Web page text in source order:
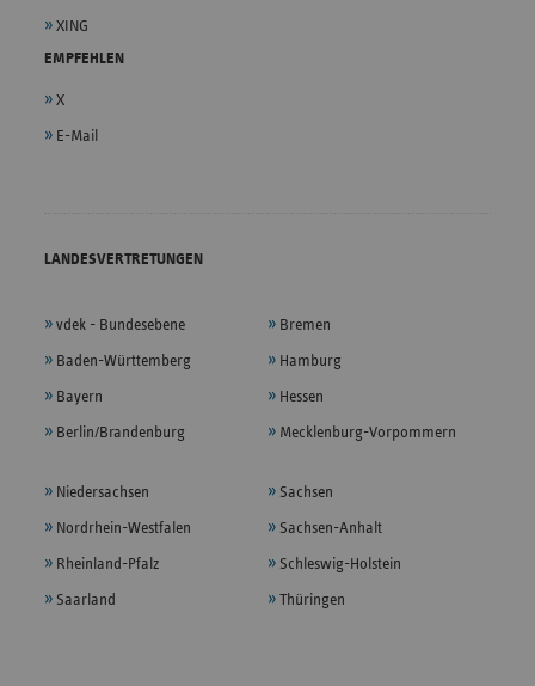
XING
EMPFEHLEN
X
E-Mail
LANDESVERTRETUNGEN
vdek - Bundesebene
Baden-Württemberg
Bayern
Berlin/Brandenburg
Bremen
Hamburg
Hessen
Mecklenburg-Vorpommern
Niedersachsen
Nordrhein-Westfalen
Rheinland-Pfalz
Saarland
Sachsen
Sachsen-Anhalt
Schleswig-Holstein
Thüringen